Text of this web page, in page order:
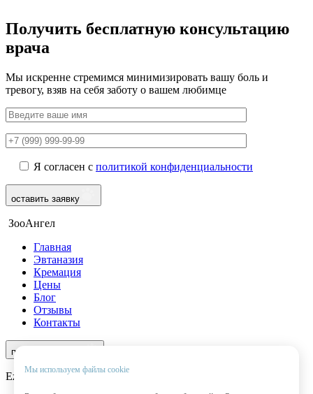
Получить бесплатную консультацию
врача
Мы искренне стремимся минимизировать вашу боль и
тревогу, взяв на себя заботу о вашем любимце
Я согласен с политикой конфиденциальности
оставить заявку
Мы используем файлы cookie
ЗооАнгел
Главная
Эвтаназия
Кремация
Цены
Блог
Отзывы
Контакты
перезвоните мне
Ежедневно с 9:00 до 22:00